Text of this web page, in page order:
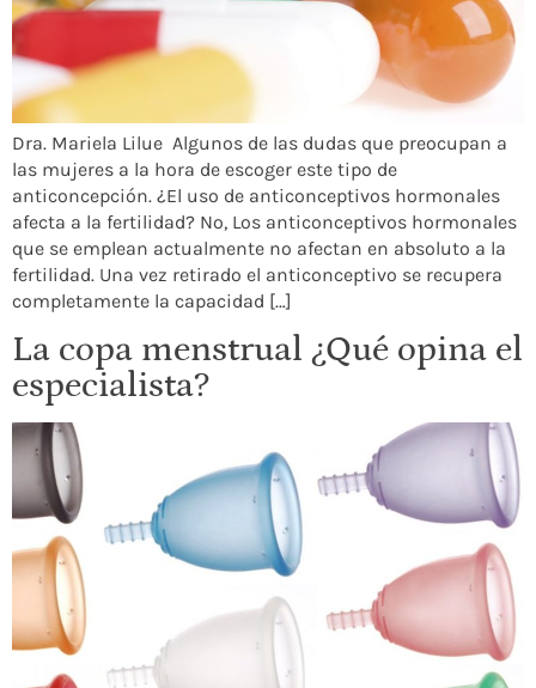
Dra. Mariela Lilue Algunos de las dudas que preocupan a
las mujeres a la hora de escoger este tipo de
anticoncepción. ¿El uso de anticonceptivos hormonales
afecta a la fertilidad? No, Los anticonceptivos hormonales
que se emplean actualmente no afectan en absoluto a la
fertilidad. Una vez retirado el anticonceptivo se recupera
completamente la capacidad […]
La copa menstrual ¿Qué opina el
especialista?